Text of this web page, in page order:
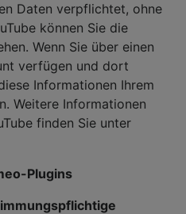
Daten verpflichtet, ohne
können Sie die
Wenn Sie über einen
verfügen und dort
Informationen Ihrem
Weitere Informationen
finden Sie unter
Plugins